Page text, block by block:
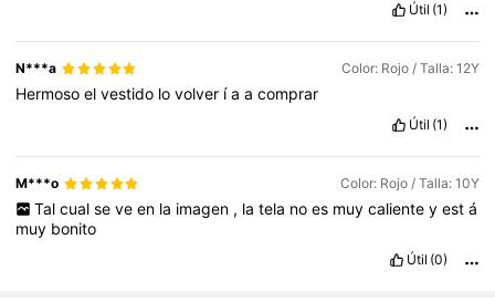
Útil (1)
N***a Color: Rojo / Talla: 12Y
Hermosoelvestido lovolver íaacomprar
Útil (1)
M***o Color: Rojo / Talla: 10Y
Tal cual se ve en la imagen , la tela no es muy caliente y est á
muy bonito
Útil (0)